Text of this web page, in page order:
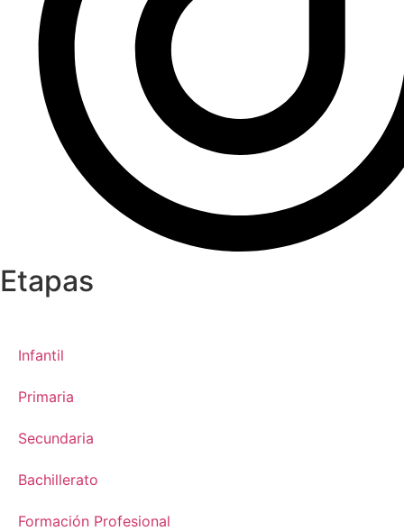
Etapas
Infantil
Primaria
Secundaria
Bachillerato
Formación Profesional